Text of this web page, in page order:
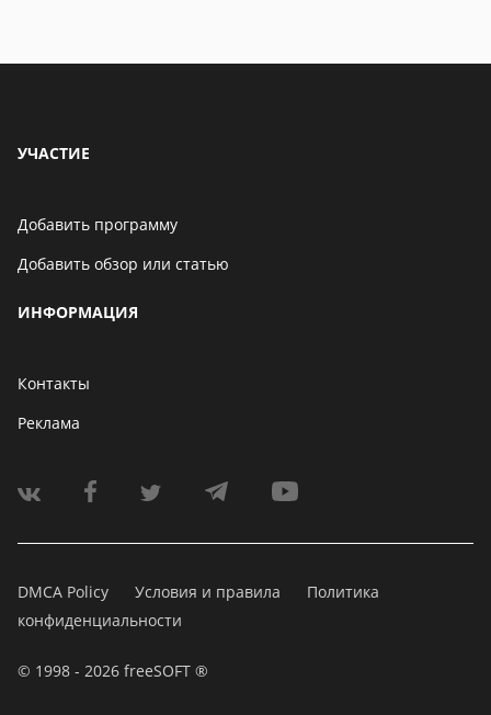
УЧАСТИЕ
Добавить программу
Добавить обзор или статью
ИНФОРМАЦИЯ
Контакты
Реклама
DMCA Policy Условия и правила
Политика
конфиденциальности
© 1998 - 2026 freeSOFT ®